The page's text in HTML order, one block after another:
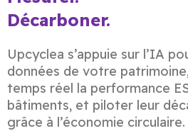
Décarboner.
Upcyclea s’appuie sur l’IA
données de votre
temps réel la performance
bâtiments, et piloter leur
grâce à l’économie circulaire.